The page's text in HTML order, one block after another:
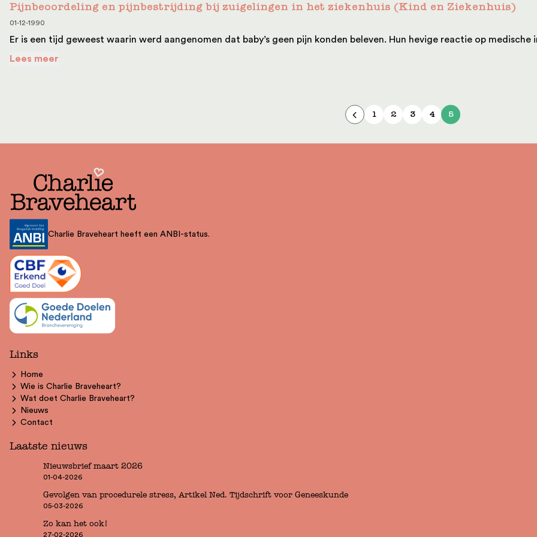
Pijnbeoordeling en pijnbestrijding bij zuigelingen in het ziekenhuis (Kind en Ziekenhuis)
01-12-1990
Er is een tijd geweest waarin werd aangenomen dat baby’s geen pijn konden beleven. Hun hevige reactie op medische
Lees meer
1 2 3 4 5
Charlie Braveheart heeft een ANBI-status.
Links
Home
Wie is Charlie Braveheart?
Wat doet Charlie Braveheart?
Nieuws
Contact
Laatste nieuws
Nieuwsbrief maart 2026
01-04-2026
Gevolgen van procedurele stress, Artikel Ned. Tijdschrift voor Geneeskunde
05-03-2026
Zo kan het ook!
27-02-2026